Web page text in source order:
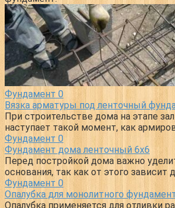
Фундамент 0
Вязка арматуры под ленточный
При строительстве дома на этапе
наступает такой момент, как
Фундамент 0
Фундамент дома ленточный 6х6
Перед постройкой дома важно
основания, так как от этого зависит
Фундамент 0
Опалубка для монолитного
Опалубка применяется для отливки